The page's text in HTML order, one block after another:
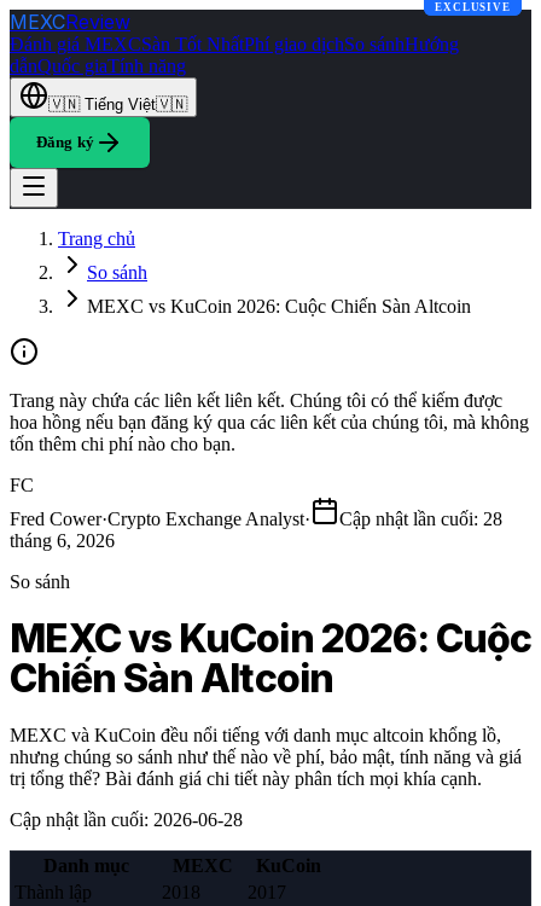
MEXCReview
Đánh giá MEXCSàn Tốt NhấtPhí giao dịchSo sánhHướng
dẫnQuốc giaTính năng
🇻🇳 Tiếng Việt🇻🇳
Đăng ký
Trang chủ
So sánh
MEXC vs KuCoin 2026: Cuộc Chiến Sàn Altcoin
Trang này chứa các liên kết liên kết. Chúng tôi có thể kiếm được
hoa hồng nếu bạn đăng ký qua các liên kết của chúng tôi, mà không
tốn thêm chi phí nào cho bạn.
FC
Fred Cower·Crypto Exchange Analyst· Cập nhật lần cuối: 28
tháng 6, 2026
So sánh
MEXC vs KuCoin 2026: Cuộc
Chiến Sàn Altcoin
MEXC và KuCoin đều nổi tiếng với danh mục altcoin khổng lồ,
nhưng chúng so sánh như thế nào về phí, bảo mật, tính năng và giá
trị tổng thể? Bài đánh giá chi tiết này phân tích mọi khía cạnh.
Cập nhật lần cuối: 2026-06-28
Danh mục MEXC
KuCoin
Thành lập
2018
2017
EXCLUSIVE
EXCLUSIVE